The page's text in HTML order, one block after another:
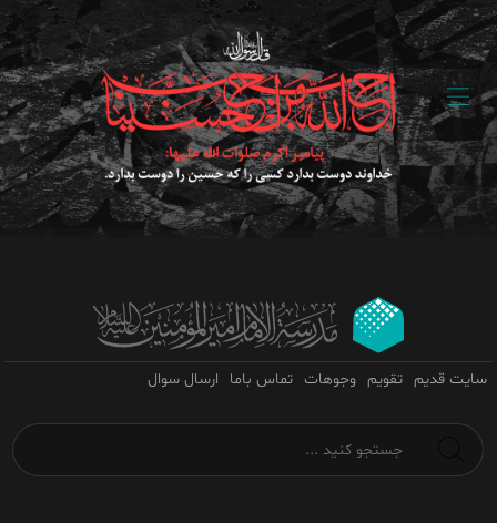
سایت قدیم تقویم وجوهات تماس باما ارسال سوال